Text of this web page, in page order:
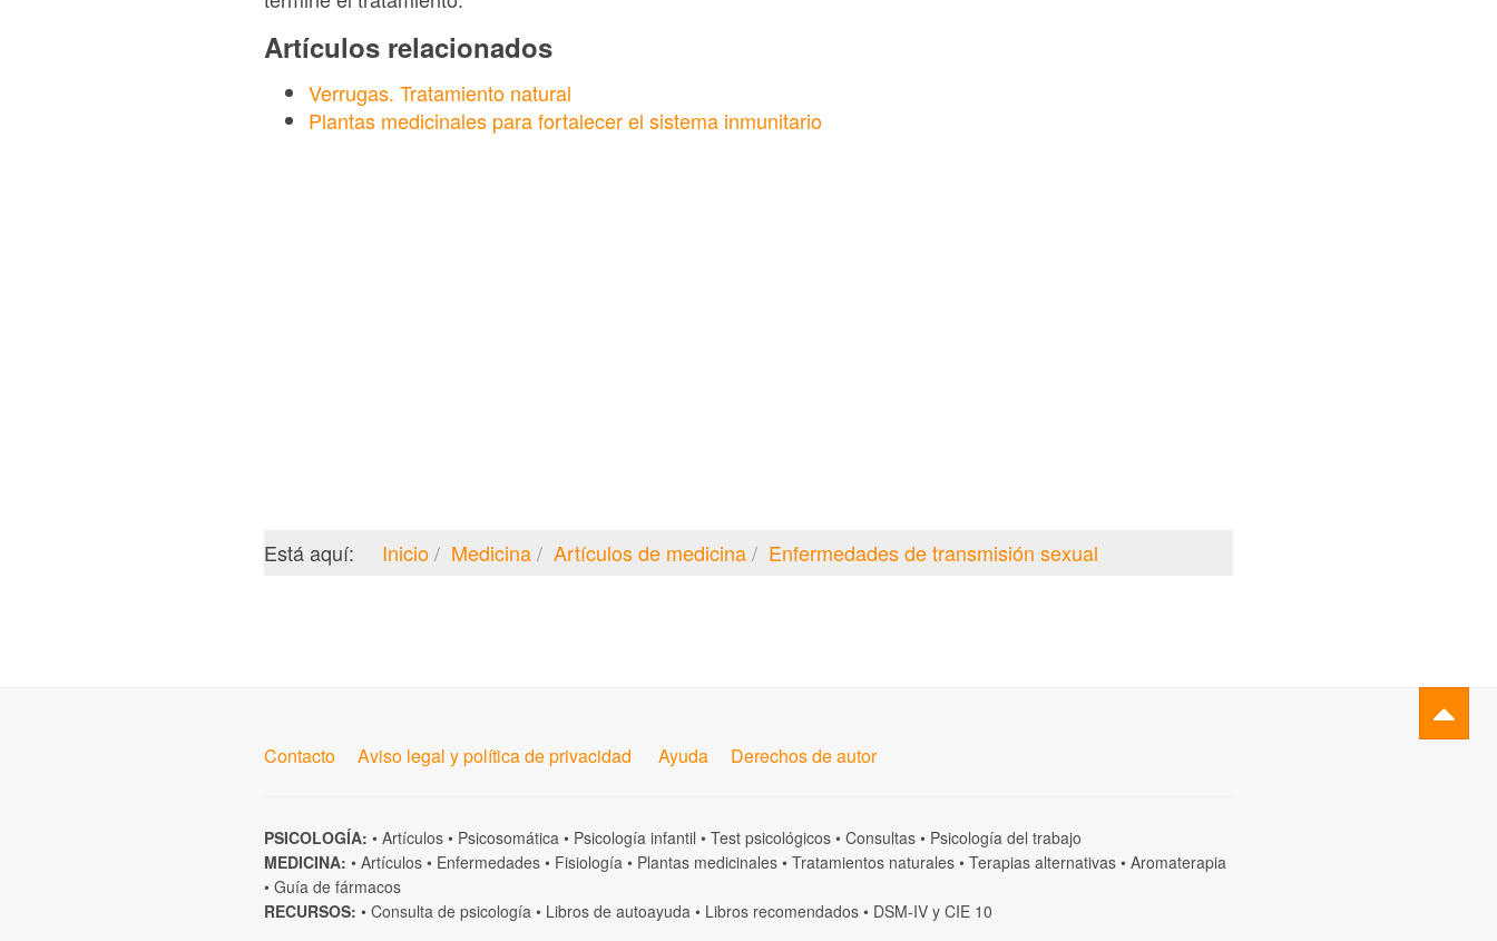
Artículos relacionados
Verrugas. Tratamiento natural
Plantas medicinales para fortalecer el sistema inmunitario
Está aquí: Inicio Medicina Artículos de medicina Enfermedades de transmisión sexual
Contacto Aviso legal y política de privacidad Ayuda Derechos de autor
PSICOLOGÍA: • Artículos • Psicosomática • Psicología infantil • Test psicológicos • Consultas • Psicología del trabajo
MEDICINA: • Artículos • Enfermedades • Fisiología • Plantas medicinales • Tratamientos naturales • Terapias alternativas • Aromaterapia
• Guía de fármacos
RECURSOS: • Consulta de psicología • Libros de autoayuda • Libros recomendados • DSM-IV y CIE 10